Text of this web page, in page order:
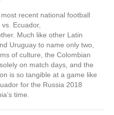
recent national football
Ecuador,
Much like other Latin
Uruguay to name only two,
of culture, the Colombian
on match days, and the
is so tangible at a game like
for the Russia 2018
time.